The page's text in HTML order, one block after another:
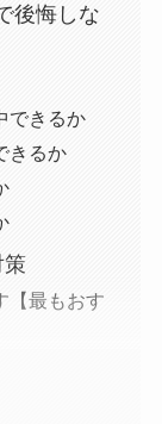
後悔しな
できるか
きるか
策
【最もおす